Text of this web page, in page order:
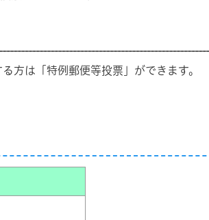
方は「特例郵便等投票」ができます。